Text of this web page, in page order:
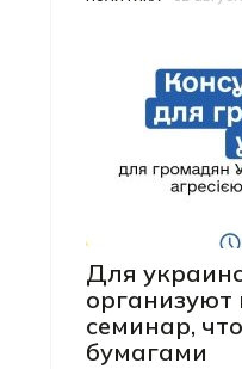
Для
организуют
семинар,
бумагами